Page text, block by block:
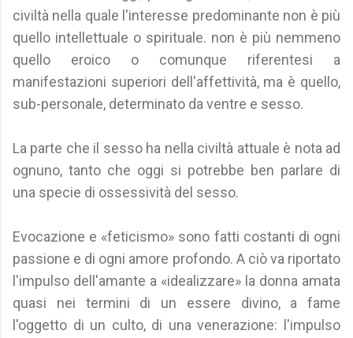
civiltà nella quale l'interesse predominante non è più
quello intellettuale o spirituale. non è più nemmeno
quello eroico o comunque riferentesi a
manifestazioni superiori dell'affettività, ma è quello,
sub-personale, determinato da ventre e sesso.
La parte che il sesso ha nella civiltà attuale è nota ad
ognuno, tanto che oggi si potrebbe ben parlare di
una specie di ossessività del sesso.
Evocazione e «feticismo» sono fatti costanti di ogni
passione e di ogni amore profondo. A ciò va riportato
l'impulso dell'amante a «idealizzare» la donna amata
quasi nei termini di un essere divino, a fame
l'oggetto di un culto, di una venerazione: l'impulso